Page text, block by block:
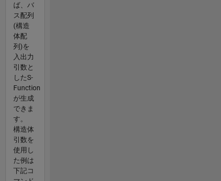
ば、バ
ス配列
(構造
体配
列)を
入出力
引数と
したS-
Function
が生成
できま
す。
構造体
引数を
使用し
た例は
下記コ